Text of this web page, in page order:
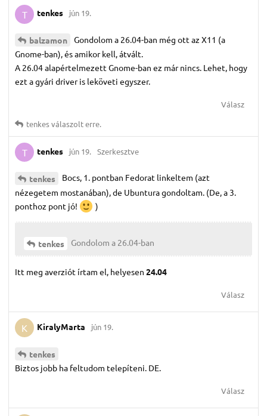
T tenkes jún 19.
balzamon
Gondolom a 26.04-ban még ott az X11 (a
Gnome-ban), és amikor kell, átvált.
A 26.04 alapértelmezett Gnome-ban ez már nincs. Lehet, hogy
ezt a gyári driver is leköveti egyszer.
Válasz
tenkesválaszolt erre.
T tenkes jún 19. Szerkesztve
tenkes
Bocs, 1. pontban Fedorat linkeltem (azt
nézegetem mostanában), de Ubuntura gondoltam. (De, a 3.
ponthoz pont jó!
)
tenkes Gondolom a 26.04-ban
Itt meg averziót írtam el, helyesen 24.04
Válasz
K KiralyMarta jún 19.
tenkes
Biztos jobb ha feltudom telepíteni. DE.
Válasz